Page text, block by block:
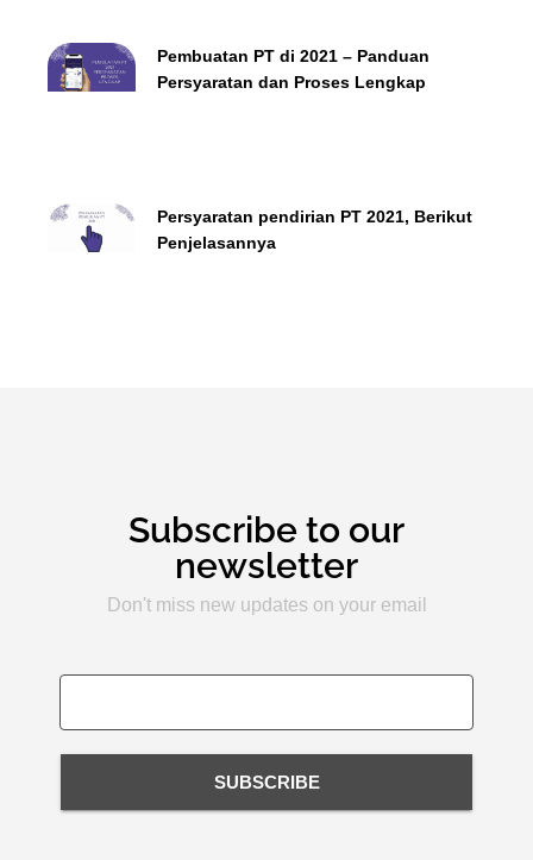
Pembuatan PT di 2021 – Panduan
Persyaratan dan Proses Lengkap
Persyaratan pendirian PT 2021, Berikut
Penjelasannya
Subscribe to our
newsletter
Don't miss new updates on your email
SUBSCRIBE